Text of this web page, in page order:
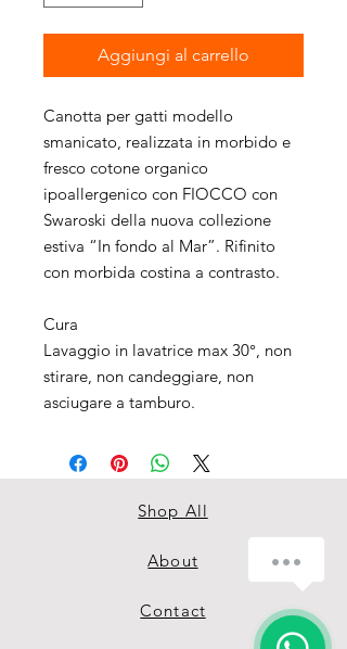
Aggiungi al carrello
Canotta per gatti modello
smanicato, realizzata in morbido e
fresco cotone organico
ipoallergenico con FIOCCO con
Swaroski della nuova collezione
estiva “In fondo al Mar”. Rifinito
con morbida costina a contrasto.
Cura
Lavaggio in lavatrice max 30°, non
stirare, non candeggiare, non
asciugare a tamburo.
Shop All
About
Contact